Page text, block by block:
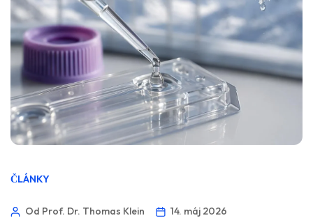
ČLÁNKY
Od Prof. Dr. Thomas Klein
14. máj 2026